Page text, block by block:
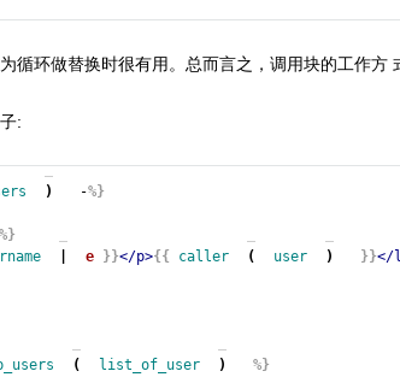
循环做替换时很有用。总而言之，调用块的工作方
:
) -%}
%}
e }}</p>{{ caller ( user ) }}</
( list_of_user )
%}